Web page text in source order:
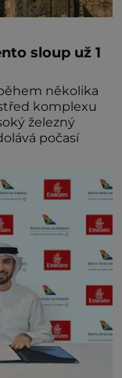
sloup už 1
několika
komplexu
železný
počasí